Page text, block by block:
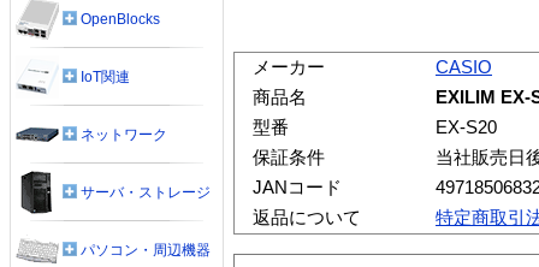
メーカー
CASIO
商品名
EXILIM EX-
型番
EX-S20
保証条件
当社販売日
JANコード
返品について
特定商取引
OpenBlocks
IoT関連
ネットワーク
サーバ・ストレージ
パソコン・周辺機器